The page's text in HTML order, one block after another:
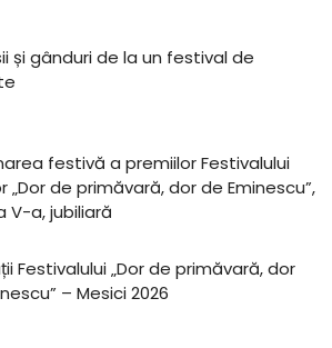
și gânduri de la un festival de
festivă a premiilor Festivalului
„Dor de primăvară, dor de Eminescu”,
V-a, jubiliară
Festivalului „Dor de primăvară, dor
– Mesici 2026